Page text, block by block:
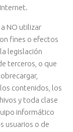
NO utilizar
fines o efectos
legislación
terceros, o que
contenidos, los
y toda clase
informático
usuarios o de